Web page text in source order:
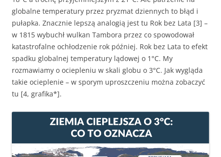
globalne temperatury przez pryzmat dziennych to błąd i
pułapka. Znacznie lepszą analogią jest tu Rok bez Lata [3] –
w 1815 wybuchł wulkan Tambora przez co spowodował
katastrofalne ochłodzenie rok później. Rok bez Lata to efekt
spadku globalnej temperatury lądowej o 1°C. My
rozmawiamy o ociepleniu w skali globu o 3°C. Jak wygląda
takie ocieplenie – w sporym uproszczeniu można zobaczyć
tu [4, grafika*].